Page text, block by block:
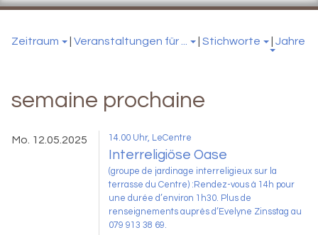
Zeitraum | Veranstaltungen für ... | Stichworte | Jahre
semaine prochaine
Mo. 12.05.2025 14.00 Uhr, LeCentre
Interreligiöse Oase
(groupe de jardinage interreligieux sur la
terrasse du Centre) :Rendez-vous à 14h pour
une durée d’environ 1h30. Plus de
renseignements auprès d’Evelyne Zinsstag au
079 913 38 69.